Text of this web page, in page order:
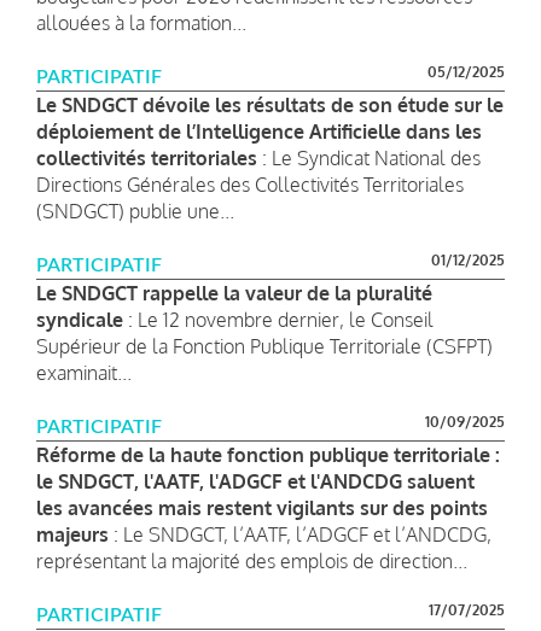
allouées à la formation...
PARTICIPATIF 05/12/2025
Le SNDGCT dévoile les résultats de son étude sur le
déploiement de l’Intelligence Artificielle dans les
collectivités territoriales : Le Syndicat National des
Directions Générales des Collectivités Territoriales
(SNDGCT) publie une...
PARTICIPATIF 01/12/2025
Le SNDGCT rappelle la valeur de la pluralité
syndicale : Le 12 novembre dernier, le Conseil
Supérieur de la Fonction Publique Territoriale (CSFPT)
examinait...
PARTICIPATIF 10/09/2025
Réforme de la haute fonction publique territoriale :
le SNDGCT, l'AATF, l'ADGCF et l'ANDCDG saluent
les avancées mais restent vigilants sur des points
majeurs : Le SNDGCT, l’AATF, l’ADGCF et l’ANDCDG,
représentant la majorité des emplois de direction...
PARTICIPATIF 17/07/2025